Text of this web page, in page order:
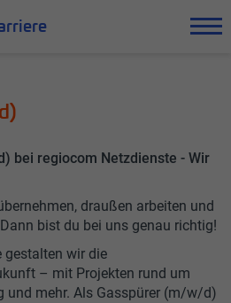
bei regiocom Netzdienste - Wir
draußen arbeiten und
bist du bei uns genau richtig!
gestalten wir die
– mit Projekten rund um
und mehr. Als Gasspürer (m/w/d)